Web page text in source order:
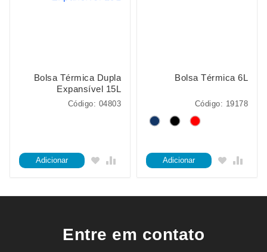
Bolsa Térmica Dupla
Expansível 15L
Código: 04803
Adicionar
Bolsa Térmica 6L
Código: 19178
Adicionar
Entre em contato